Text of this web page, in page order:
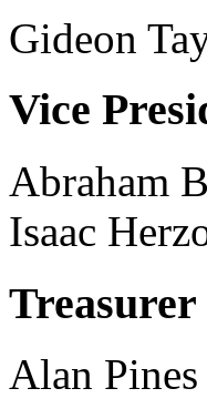
Gideon
Vice
Abraham
Isaac
Treasurer
Alan Pines